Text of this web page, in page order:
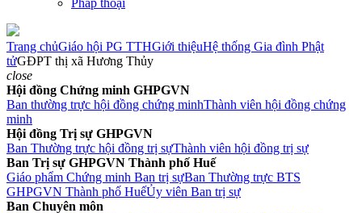
Pháp thoại
Trang chủGiáo hội PG TTHGiới thiệuHệ thống Gia đình Phật
tửGĐPT thị xã Hương Thủy
close
Hội đồng Chứng minh GHPGVN
Ban thường trực hội đồng chứng minhThành viên hội đồng chứng
minh
Hội đồng Trị sự GHPGVN
Ban Thường trực hội đồng trị sựThành viên hội đồng trị sự
Ban Trị sự GHPGVN Thành phố Huế
Giáo phẩm Chứng minh Ban trị sựBan Thường trực BTS
GHPGVN Thành phố HuếỦy viên Ban trị sự
Ban Chuyên môn